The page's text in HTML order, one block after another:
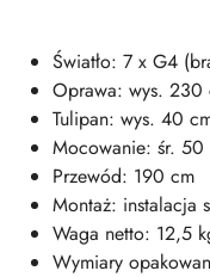
Światło: 7 x G4
Oprawa: wys.
Tulipan: wys. 40
Mocowanie: śr.
Przewód: 190 cm
Montaż: instalacja
Waga netto: 12,5
Wymiary